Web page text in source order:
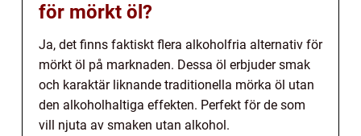
för mörkt öl?
Ja, det finns faktiskt flera alkoholfria alternativ för
mörkt öl på marknaden. Dessa öl erbjuder smak
och karaktär liknande traditionella mörka öl utan
den alkoholhaltiga effekten. Perfekt för de som
vill njuta av smaken utan alkohol.